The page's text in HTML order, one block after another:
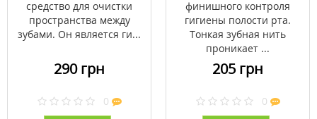
средство для очистки
пространства между
зубами. Он является ги...
290 грн
0
финишного контроля
гигиены полости рта.
Тонкая зубная нить
проникает ...
205 грн
0